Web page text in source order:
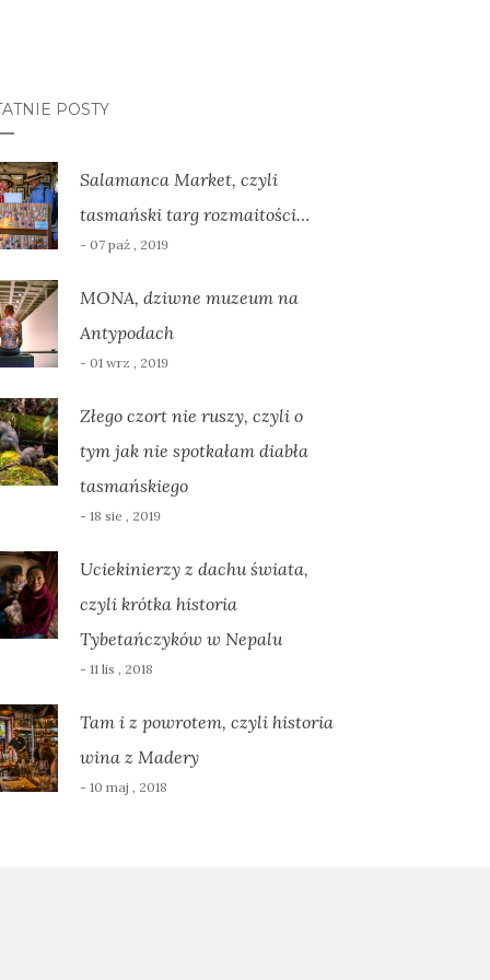
POSTY
Salamanca Market, czyli
tasmański targ rozmaitości…
- 07 paź , 2019
MONA, dziwne muzeum na
Antypodach
- 01 wrz , 2019
Złego czort nie ruszy, czyli o
tym jak nie spotkałam diabła
tasmańskiego
- 18 sie , 2019
Uciekinierzy z dachu świata,
czyli krótka historia
Tybetańczyków w Nepalu
- 11 lis , 2018
Tam i z powrotem, czyli historia
wina z Madery
- 10 maj , 2018